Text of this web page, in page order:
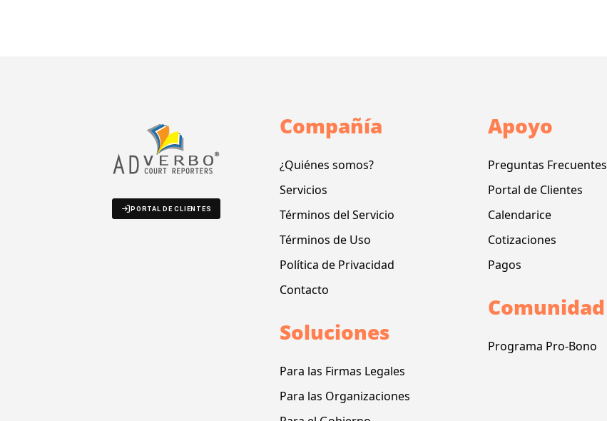
PORTAL DE CLIENTES
Compañía
¿Quiénes somos?
Servicios
Términos del Servicio
Términos de Uso
Política de Privacidad
Contacto
Soluciones
Para las Firmas Legales
Para las Organizaciones
Apoyo
Preguntas Frecuentes
Portal de Clientes
Calendarice
Cotizaciones
Pagos
Comunidad
Programa Pro-Bono